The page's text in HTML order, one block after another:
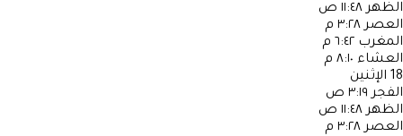
الظهر ١١:٤٨ ص
العصر ٣:٢٨ م
المغرب ٦:٤٢ م
العشاء ٨:١٠ م
18 الإثنين
الفجر ٣:١٩ ص
الظهر ١١:٤٨ ص
العصر ٣:٢٨ م